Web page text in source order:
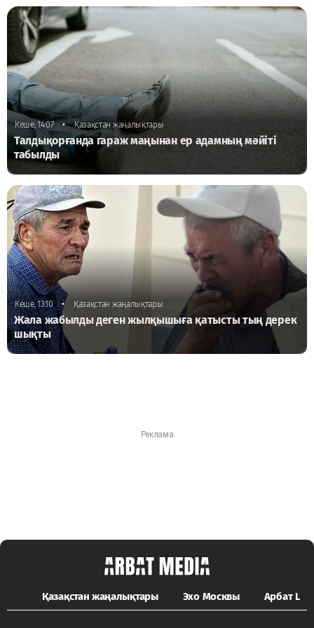
Кеше, 14:07 • Қазақстан жаңалықтары
Талдықорғанда гараж маңынан ер адамның мәйіті
табылды
Кеше, 13:10 • Қазақстан жаңалықтары
Жала жабылды деген жылқышыға қатысты тың дерек
шықты
Қазақстан жаңалықтары Эхо Москвы Арбат LIFE